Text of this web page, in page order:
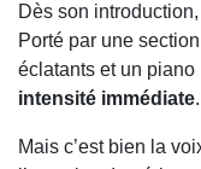
Dès son introduction,
Porté par une
éclatants et un
intensité immédiate.
Mais c’est bien la